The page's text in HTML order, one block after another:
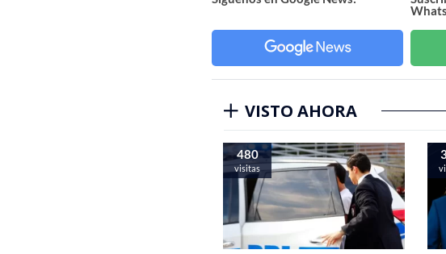
VISTO AHORA
480
visitas